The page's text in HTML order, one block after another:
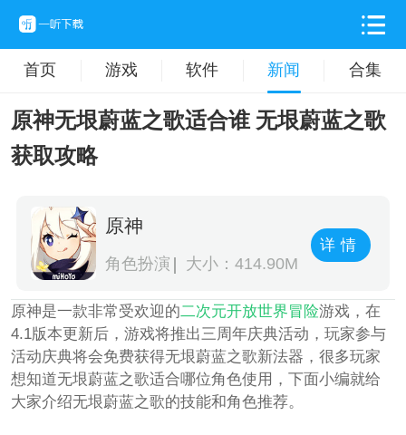
首页 游戏 软件 新闻 合集
原神无垠蔚蓝之歌适合谁 无垠蔚蓝之歌
获取攻略
原神
角色扮演 大小：414.90M
详情
原神是一款非常受欢迎的二次元开放世界冒险游戏，在
4.1版本更新后，游戏将推出三周年庆典活动，玩家参与
活动庆典将会免费获得无垠蔚蓝之歌新法器，很多玩家
想知道无垠蔚蓝之歌适合哪位角色使用，下面小编就给
大家介绍无垠蔚蓝之歌的技能和角色推荐。